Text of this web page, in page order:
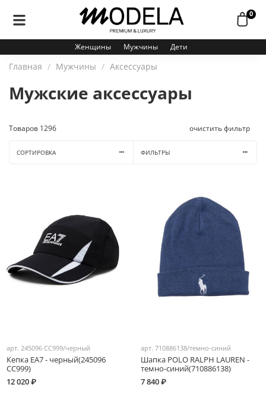
0
Женщины Мужчины Дети
Главная Мужчины Аксессуары
Мужские аксессуары
Товаров 1296 очистить фильтр
СОРТИРОВКА ФИЛЬТРЫ
арт. 245096 CC999/черный
Кепка EA7 - черный(245096
CC999)
12 020 ₽
арт. 710886138/темно-синий
Шапка POLO RALPH LAUREN -
темно-синий(710886138)
7 840 ₽